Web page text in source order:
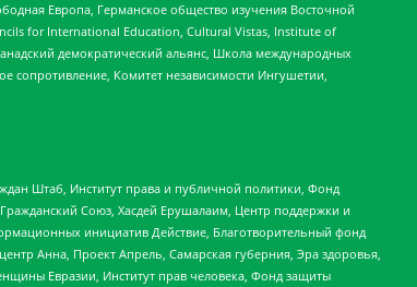
Европа, Германское общество изучения Восточной
for International Education, Cultural Vistas, Institute of
демократический альянс, Школа международных
Комитет независимости Ингушетии,
Штаб, Институт права и публичной политики, Фонд
Союз, Хасдей Ерушалаим, Центр поддержки и
инициатив Действие, Благотворительный фонд
Анна, Проект Апрель, Самарская губерния, Эра здоровья,
Евразии, Институт прав человека, Фонд защиты